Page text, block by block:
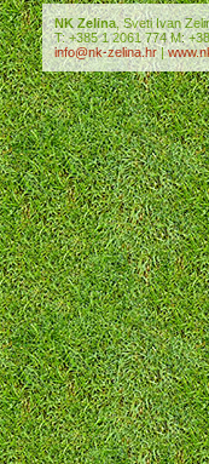
NK Zelina, Sveti Ivan
T: +385 1 2061 774 M:
info@nk-zelina.hr|